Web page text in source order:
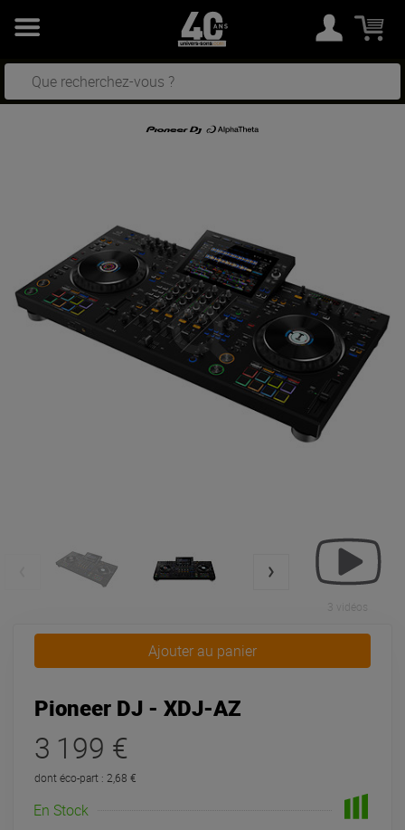
3 vidéos
Ajouter au panier
Pioneer DJ - XDJ-AZ
3 199 €
dont éco-part : 2,68 €
En Stock